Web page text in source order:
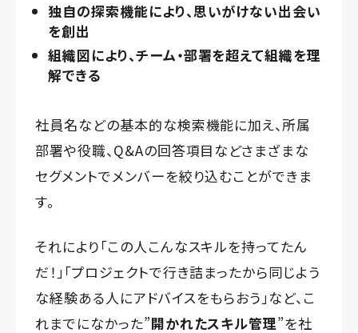
独自の探索機能により、思いがけない出会い
を創出
組織図により、チーム・部署を超えて組織を理
解できる
社員名などの基本的な検索機能に加え、所属
部署や役職、Q&Aの回答項目などさまざまな
セグメントでメンバーを絞り込むことができま
す。
それにより「この人こんなスキルを持ってたん
だ！」「プロジェクトで行き詰まったから同じよう
な経験ある人にアドバイスをもらおう」など、こ
れまでになかった”開かれたスキル管理”を社